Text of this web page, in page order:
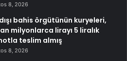
8, 2026
bahis örgütünün kuryeleri,
milyonlarca lirayı 5 liralık
teslim almış
8, 2026